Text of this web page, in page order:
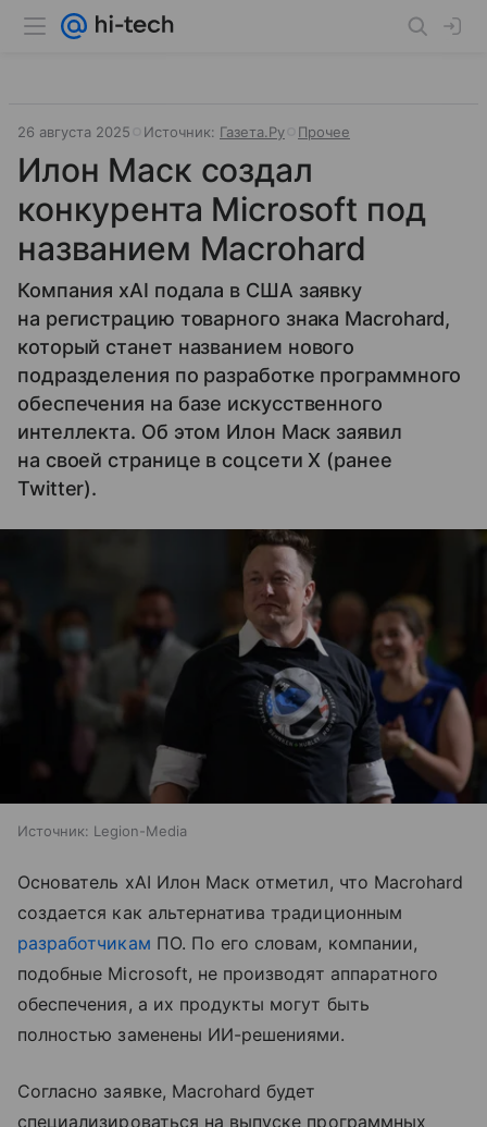
26 августа 2025 Источник: Газета.Ру Прочее
Илон Маск создал
конкурента Microsoft под
названием Macrohard
Компания xAI подала в США заявку
на регистрацию товарного знака Macrohard,
который станет названием нового
подразделения по разработке программного
обеспечения на базе искусственного
интеллекта. Об этом Илон Маск заявил
на своей странице в соцсети X (ранее
Twitter).
Источник: Legion-Media
Основатель xAI Илон Маск отметил, что Macrohard
создается как альтернатива традиционным
разработчикам ПО. По его словам, компании,
подобные Microsoft, не производят аппаратного
обеспечения, а их продукты могут быть
полностью заменены ИИ-решениями.
Согласно заявке, Macrohard будет
специализироваться на выпуске программных